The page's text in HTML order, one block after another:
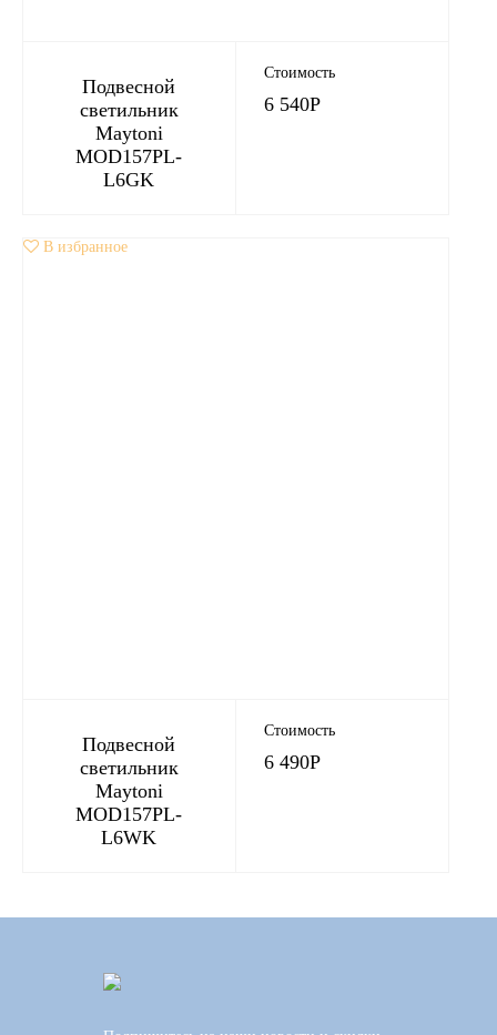
Подвесной
светильник
Maytoni
MOD157PL-
L6GK
Стоимость
6 540Р
В избранное
Подвесной
светильник
Maytoni
MOD157PL-
L6WK
Стоимость
6 490Р